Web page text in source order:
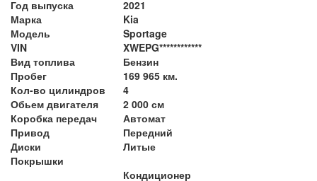
Год выпуска
2021
Марка
Kia
Модель
Sportage
VIN
XWEPG************
Вид топлива
Бензин
Пробег
169 965 км.
Кол-во цилиндров
4
Обьем двигателя
2 000 см
Коробка передач
Автомат
Привод
Передний
Диски
Литые
Покрышки
Кондиционер